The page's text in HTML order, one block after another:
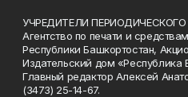
УЧРЕДИТЕЛИ
Агентство по печати и
Республики Башкортостан,
Издательский дом «Республика
Главный редактор Алексей
(3473) 25-14-67.